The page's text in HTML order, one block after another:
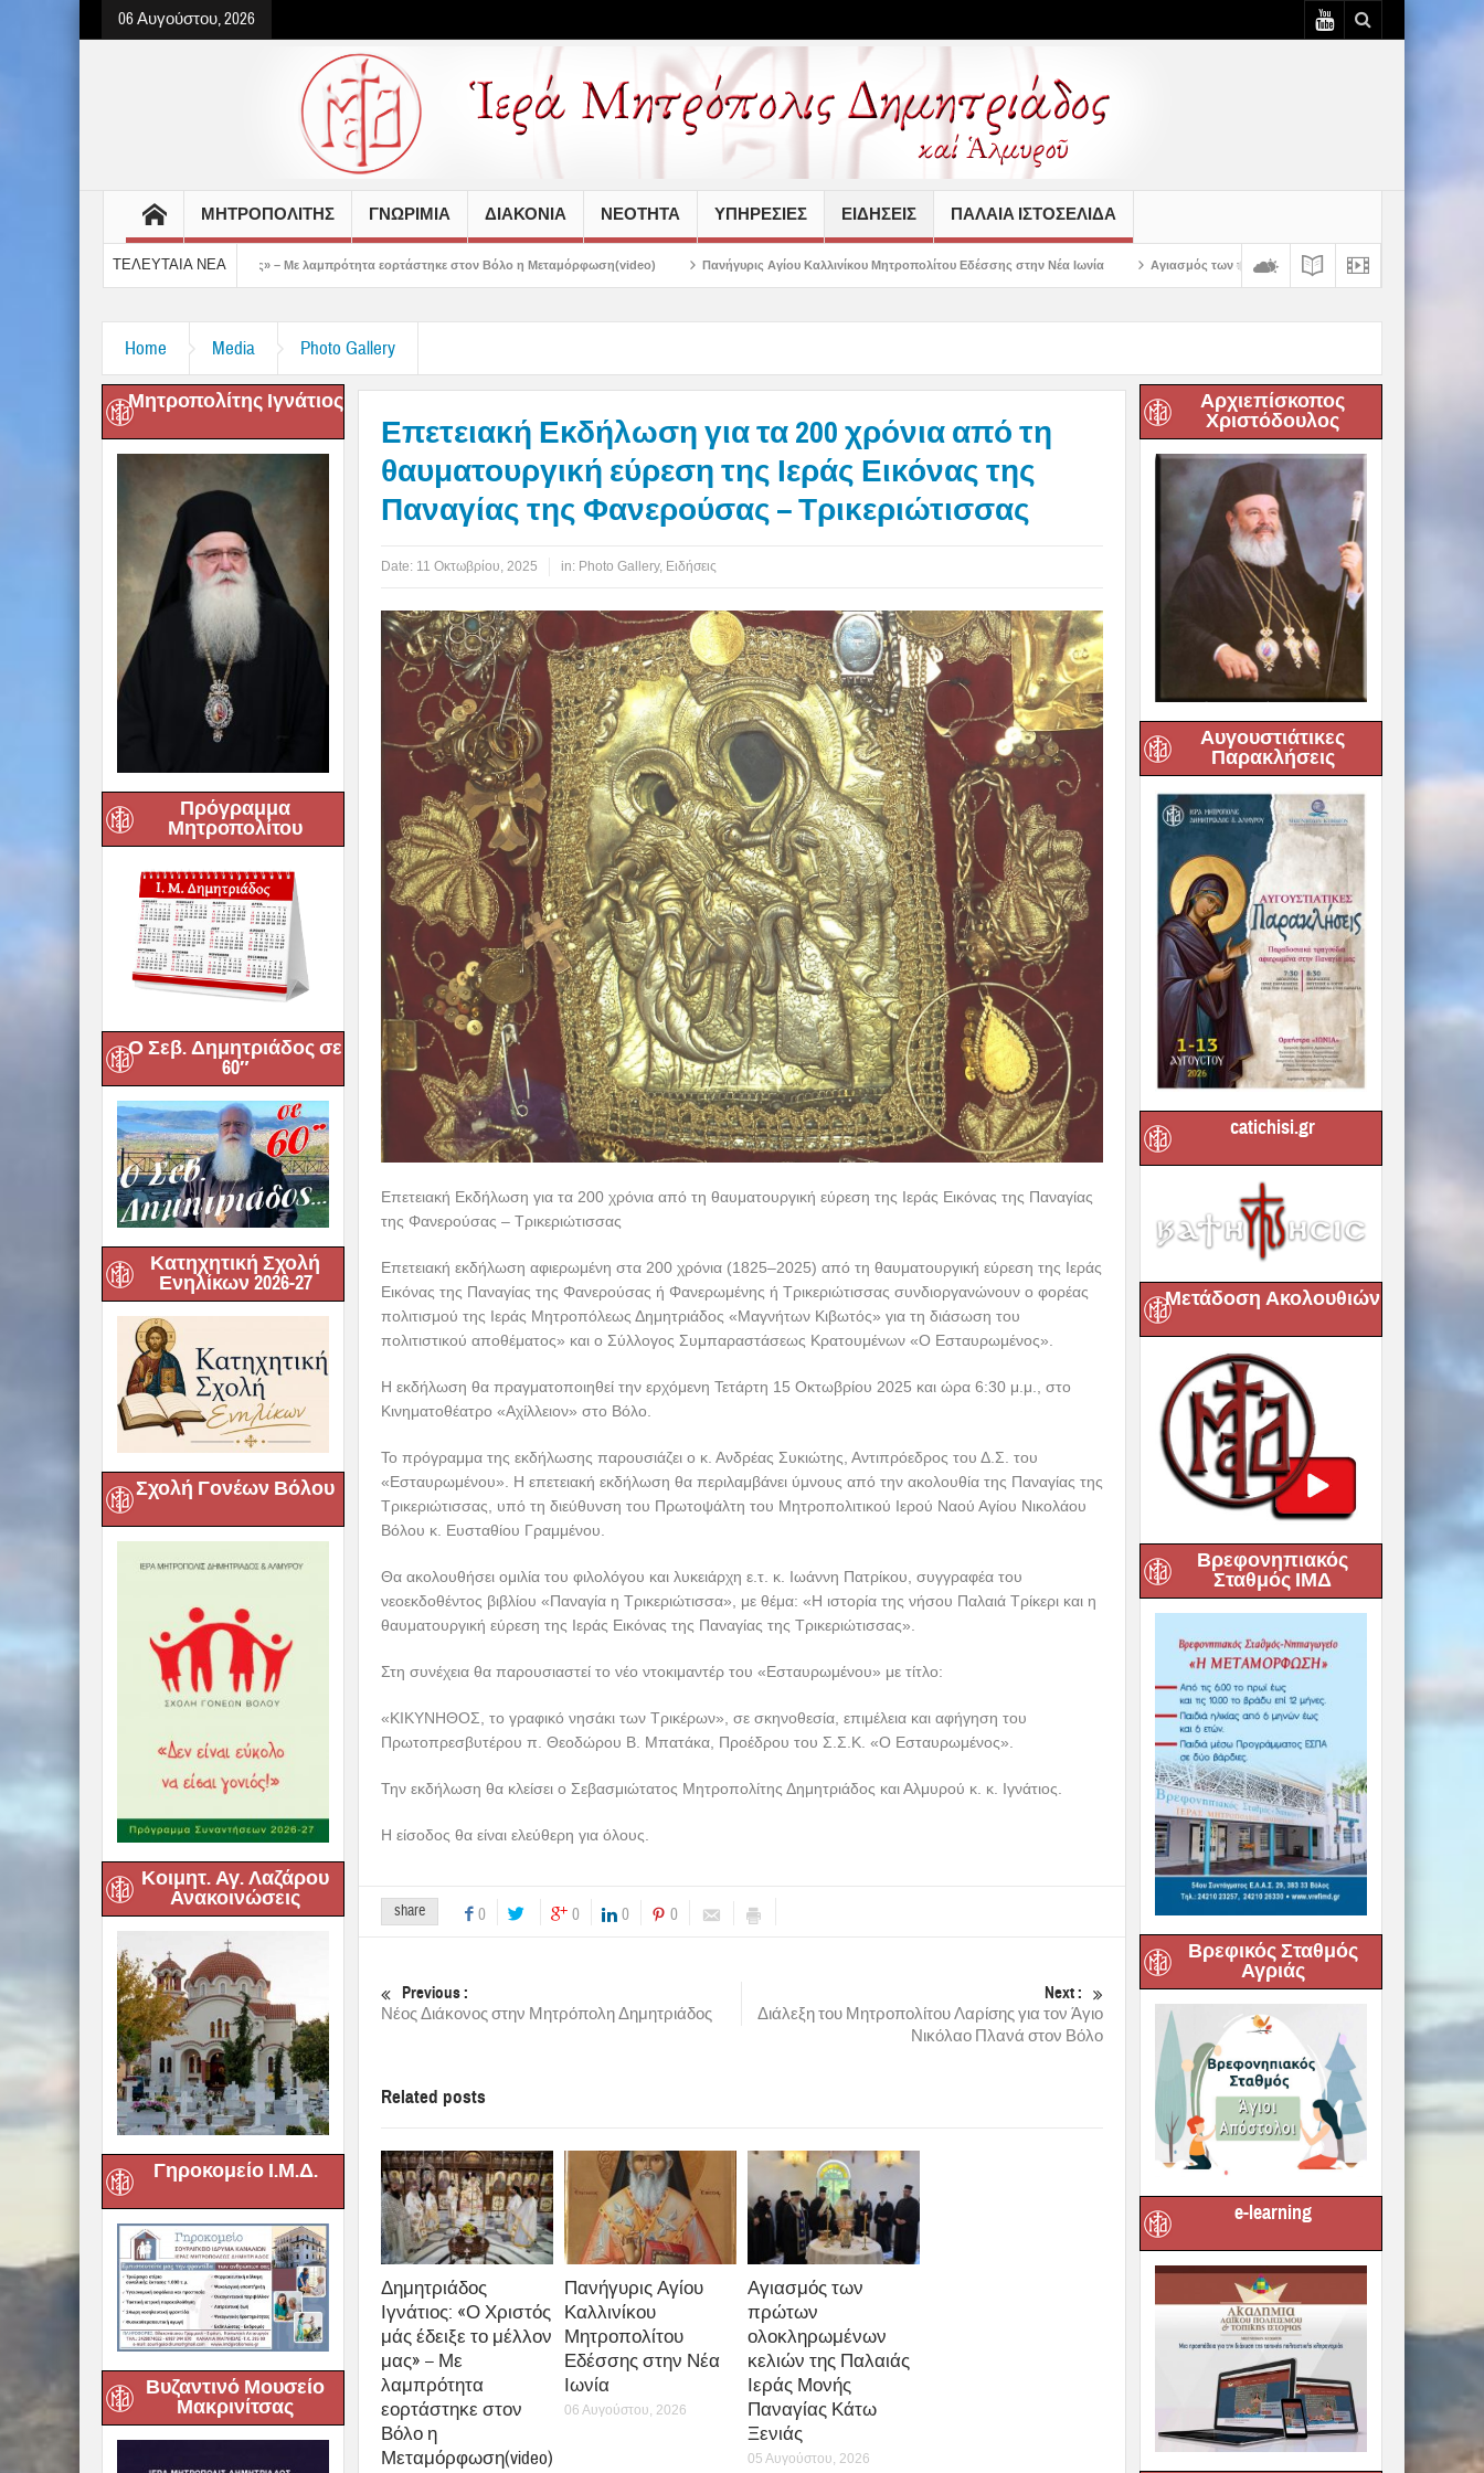
06 Αυγούστου, 2026
ΜΗΤΡΟΠΟΛΙΤΗΣ ΓΝΩΡΙΜΙΑ ΔΙΑΚΟΝΙΑ ΝΕΟΤΗΤΑ ΥΠΗΡΕΣΙΕΣ ΕΙΔΗΣΕΙΣ ΠΑΛΑΙΆ ΙΣΤΟΣΕΛΊΔΑ
ΤΕΛΕΥΤΑΙΑ ΝΕΑ
έδειξε το μέλλον μας» – Με λαμπρότητα εορτάστηκε στον Βόλο η Μεταμόρφωση(video) Πανήγυρις Αγίου Καλλινίκου Μητροπολίτου Εδέσσης στην Νέα Ιωνία Αγιασμός των πρώτων ολοκληρωμένων κελιών της Παλαιάς Ιεράς Μονής
Home Media Photo Gallery
Μητροπολίτης Ιγνάτιος
Πρόγραμμα
Μητροπολίτου
Ο Σεβ. Δημητριάδος σε
60″
Κατηχητική Σχολή
Ενηλίκων 2026-27
Σχολή Γονέων Βόλου
Κοιμητ. Αγ. Λαζάρου
Ανακοινώσεις
Γηροκομείο Ι.Μ.Δ.
Βυζαντινό Μουσείο
Μακρινίτσας
Επετειακή Εκδήλωση για τα 200 χρόνια από τη
θαυματουργική εύρεση της Ιεράς Εικόνας της
Παναγίας της Φανερούσας – Τρικεριώτισσας
Date: 11 Οκτωβρίου, 2025 in: Photo Gallery, Ειδήσεις
Επετειακή Εκδήλωση για τα 200 χρόνια από τη θαυματουργική εύρεση της Ιεράς Εικόνας της Παναγίας
της Φανερούσας – Τρικεριώτισσας
Επετειακή εκδήλωση αφιερωμένη στα 200 χρόνια (1825–2025) από τη θαυματουργική εύρεση της Ιεράς
Εικόνας της Παναγίας της Φανερούσας ή Φανερωμένης ή Τρικεριώτισσας συνδιοργανώνουν ο φορέας
πολιτισμού της Ιεράς Μητροπόλεως Δημητριάδος «Μαγνήτων Κιβωτός» για τη διάσωση του
πολιτιστικού αποθέματος» και ο Σύλλογος Συμπαραστάσεως Κρατουμένων «Ο Εσταυρωμένος».
Η εκδήλωση θα πραγματοποιηθεί την ερχόμενη Τετάρτη 15 Οκτωβρίου 2025 και ώρα 6:30 μ.μ., στο
Κινηματοθέατρο «Αχίλλειον» στο Βόλο.
Το πρόγραμμα της εκδήλωσης παρουσιάζει ο κ. Ανδρέας Συκιώτης, Αντιπρόεδρος του Δ.Σ. του
«Εσταυρωμένου». Η επετειακή εκδήλωση θα περιλαμβάνει ύμνους από την ακολουθία της Παναγίας της
Τρικεριώτισσας, υπό τη διεύθυνση του Πρωτοψάλτη του Μητροπολιτικού Ιερού Ναού Αγίου Νικολάου
Βόλου κ. Ευσταθίου Γραμμένου.
Θα ακολουθήσει ομιλία του φιλολόγου και λυκειάρχη ε.τ. κ. Ιωάννη Πατρίκου, συγγραφέα του
νεοεκδοθέντος βιβλίου «Παναγία η Τρικεριώτισσα», με θέμα: «Η ιστορία της νήσου Παλαιά Τρίκερι και η
θαυματουργική εύρεση της Ιεράς Εικόνας της Παναγίας της Τρικεριώτισσας».
Στη συνέχεια θα παρουσιαστεί το νέο ντοκιμαντέρ του «Εσταυρωμένου» με τίτλο:
«ΚΙΚΥΝΗΘΟΣ, το γραφικό νησάκι των Τρικέρων», σε σκηνοθεσία, επιμέλεια και αφήγηση του
Πρωτοπρεσβυτέρου π. Θεοδώρου Β. Μπατάκα, Προέδρου του Σ.Σ.Κ. «Ο Εσταυρωμένος».
Την εκδήλωση θα κλείσει ο Σεβασμιώτατος Μητροπολίτης Δημητριάδος και Αλμυρού κ. κ. Ιγνάτιος.
H είσοδος θα είναι ελεύθερη για όλους.
share 0 0 0 0
Previous :
Νέος Διάκονος στην Μητρόπολη Δημητριάδος
Next :
Διάλεξη του Μητροπολίτου Λαρίσης για τον Άγιο
Νικόλαο Πλανά στον Βόλο
Related posts
Δημητριάδος
Ιγνάτιος: «Ο Χριστός
μάς έδειξε το μέλλον
μας» – Με
λαμπρότητα
εορτάστηκε στον
Βόλο η
Μεταμόρφωση(video)
Πανήγυρις Αγίου
Καλλινίκου
Μητροπολίτου
Εδέσσης στην Νέα
Ιωνία
06 Αυγούστου, 2026
Αγιασμός των
πρώτων
ολοκληρωμένων
κελιών της Παλαιάς
Ιεράς Μονής
Παναγίας Κάτω
Ξενιάς
05 Αυγούστου, 2026
Αρχιεπίσκοπος
Χριστόδουλος
Αυγουστιάτικες
Παρακλήσεις
catichisi.gr
Μετάδοση Ακολουθιών
Βρεφονηπιακός
Σταθμός ΙΜΔ
Βρεφικός Σταθμός
Αγριάς
e-learning